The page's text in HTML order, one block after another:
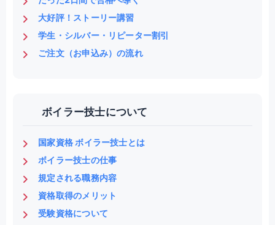
大好評！ストーリー講習
学生・シルバー・リピーター割引
ご注文（お申込み）の流れ
ボイラー技士について
国家資格 ボイラー技士とは
ボイラー技士の仕事
規定される職務内容
資格取得のメリット
受験資格について